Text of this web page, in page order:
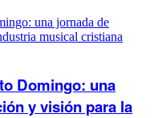
Domingo: una
y visión para la